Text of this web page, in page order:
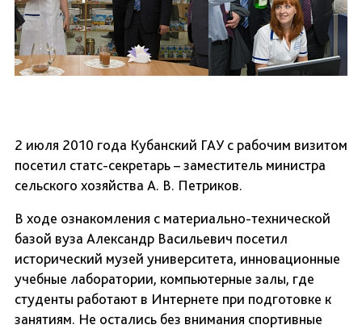
2 июля 2010 года Кубанский ГАУ с рабочим визитом
посетил статс-секретарь – заместитель министра
сельского хозяйства А. В. Петриков.
В ходе ознакомления с материально-технической
базой вуза Александр Васильевич посетил
исторический музей университета, инновационные
учебные лаборатории, компьютерные залы, где
студенты работают в Интернете при подготовке к
занятиям. Не остались без внимания спортивные